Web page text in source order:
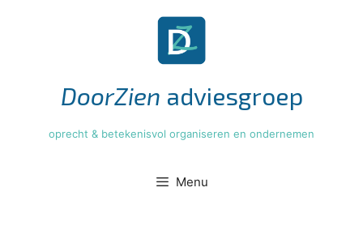
DoorZien adviesgroep
oprecht & betekenisvol organiseren en ondernemen
Menu